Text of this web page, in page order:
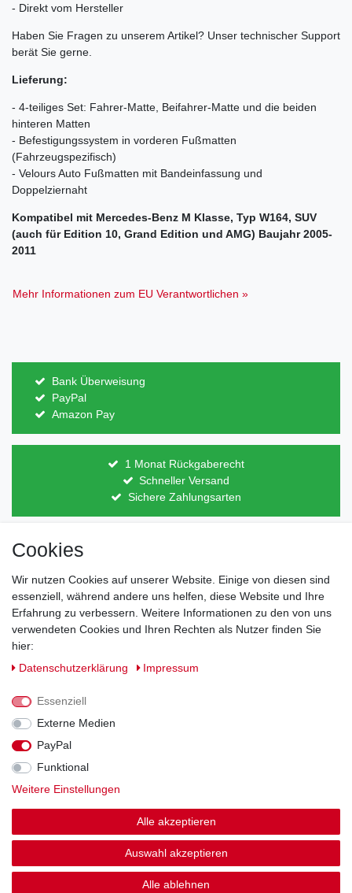
- Direkt vom Hersteller
Haben Sie Fragen zu unserem Artikel? Unser technischer Support
berät Sie gerne.
Lieferung:
- 4-teiliges Set: Fahrer-Matte, Beifahrer-Matte und die beiden
hinteren Matten
- Befestigungssystem in vorderen Fußmatten
(Fahrzeugspezifisch)
- Velours Auto Fußmatten mit Bandeinfassung und
Doppelziernaht
Kompatibel mit Mercedes-Benz M Klasse, Typ W164, SUV
(auch für Edition 10, Grand Edition und AMG) Baujahr 2005-
2011
Mehr Informationen zum EU Verantwortlichen »
Bank Überweisung
PayPal
Amazon Pay
1 Monat Rückgaberecht
Schneller Versand
Sichere Zahlungsarten
Direkt vom Hersteller
Lagerware
Barrierefreiheitserklärung
© Copyright 2026 | Alle Rechte vorbehalten.
Cookies
Wir nutzen Cookies auf unserer Website. Einige von diesen sind
essenziell, während andere uns helfen, diese Website und Ihre
Erfahrung zu verbessern. Weitere Informationen zu den von uns
verwendeten Cookies und Ihren Rechten als Nutzer finden Sie
hier:
Daten­schutz­erklärung
Impressum
Essenziell
Externe Medien
PayPal
Funktional
Weitere Einstellungen
Alle akzeptieren
Auswahl akzeptieren
Alle ablehnen